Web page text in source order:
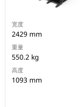
宽度
2429 mm
重量
550.2 kg
高度
1093 mm